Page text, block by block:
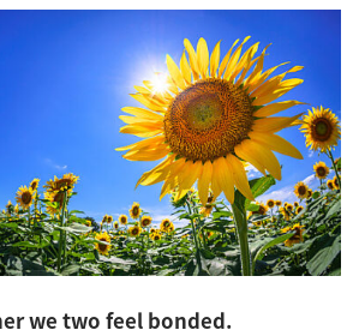
we two feel bonded.